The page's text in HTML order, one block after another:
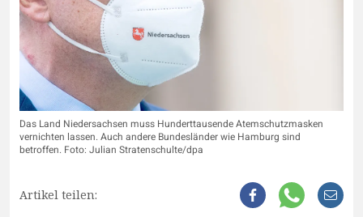
Das Land Niedersachsen muss Hunderttausende Atemschutzmasken
vernichten lassen. Auch andere Bundesländer wie Hamburg sind
betroffen. Foto: Julian Stratenschulte/dpa
Artikel teilen: